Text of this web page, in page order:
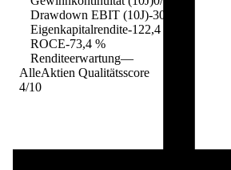
Drawdown EBIT (10J)-30,4 %
Eigenkapitalrendite-122,4 %
ROCE-73,4 %
Renditeerwartung—
AlleAktien Qualitätsscore
4/10